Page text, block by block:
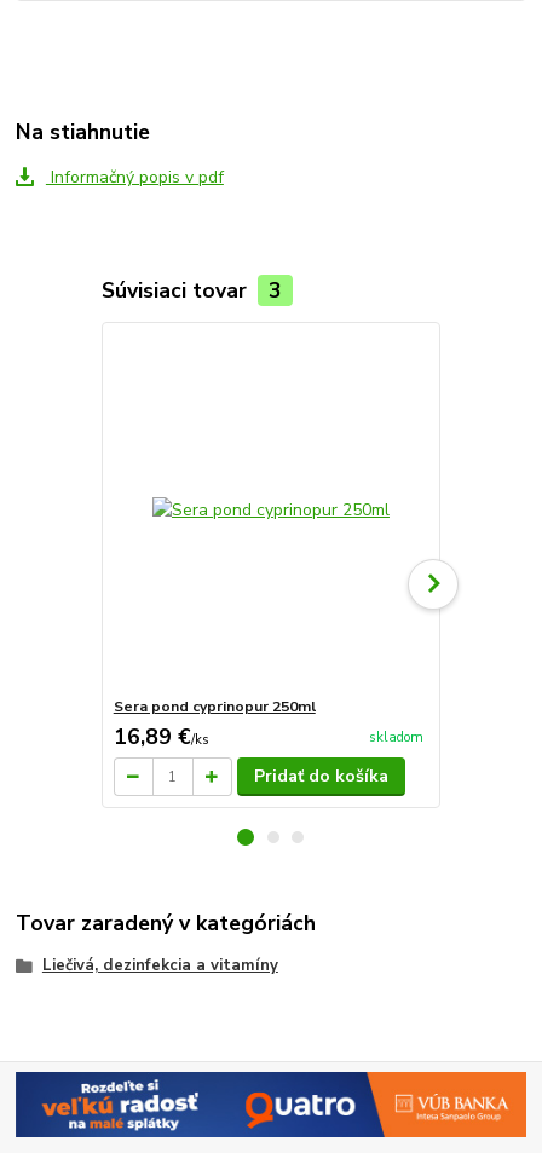
Na stiahnutie
Informačný popis v pdf
Súvisiaci tovar 3
Sera pond cyprinopur 250ml
16,89 €/ks skladom
Pridať do košíka
Tovar zaradený v kategóriách
Liečivá, dezinfekcia a vitamíny